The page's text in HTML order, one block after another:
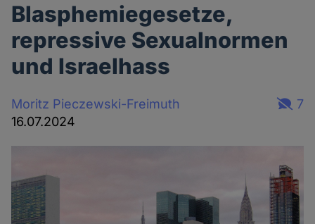
Blasphemiegesetze,
repressive Sexualnormen
und Israelhass
Moritz Pieczewski-Freimuth
16.07.2024
7